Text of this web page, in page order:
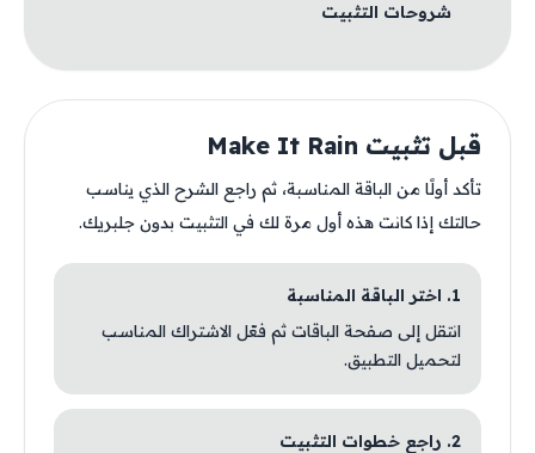
شروحات التثبيت
قبل تثبيت Make It Rain
تأكد أولًا من الباقة المناسبة، ثم راجع الشرح الذي يناسب
حالتك إذا كانت هذه أول مرة لك في التثبيت بدون جلبريك.
1. اختر الباقة المناسبة
انتقل إلى صفحة الباقات ثم فعّل الاشتراك المناسب
لتحميل التطبيق.
2. راجع خطوات التثبيت